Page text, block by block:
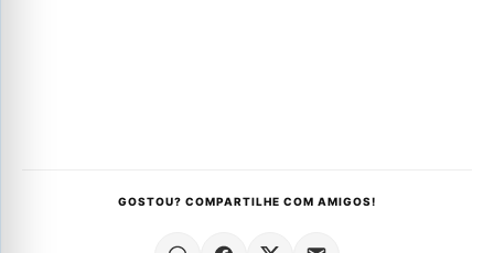
GOSTOU? COMPARTILHE COM AMIGOS!